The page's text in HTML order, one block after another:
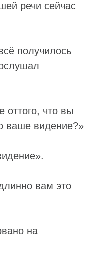
речи сейчас
получилось
оттого, что вы
ваше видение?»
вам это
на